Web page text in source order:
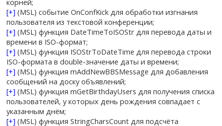
корней;
[+] (MSL) событие OnConfKick для обработки изгнания
пользователя из текстовой конференции;
[+] (MSL) функция DateTimeToISOStr для перевода даты и
времени в ISO-формат;
[+] (MSL) функция ISOStrToDateTime для перевода строки
ISO-формата в double-значение даты и времени;
[+] (MSL) функция mAddNewBBSMessage для добавления
сообщений на доску объявлений;
[+] (MSL) функция mGetBirthdayUsers для получения списка
пользователей, у которых день рождения совпадает с
указанным днём;
[+] (MSL) функция StringCharsCount для подсчёта